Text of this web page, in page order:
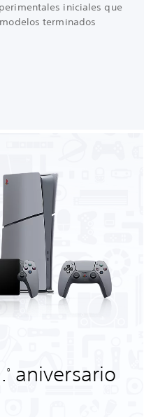
iniciales que
terminados
ºaniversario